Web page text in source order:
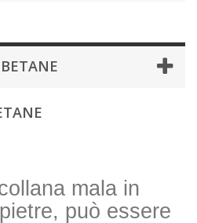
mala in
può essere